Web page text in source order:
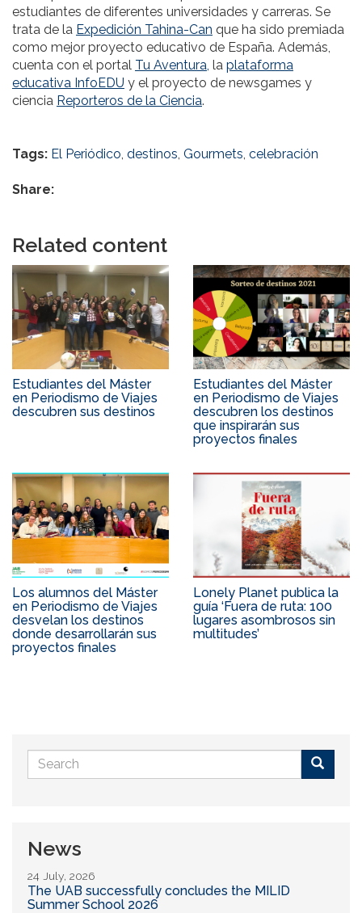
estudiantes de diferentes universidades y carreras. Se
trata de la Expedición Tahina-Can que ha sido premiada
como mejor proyecto educativo de España. Además,
cuenta con el portal Tu Aventura, la plataforma
educativa InfoEDU y el proyecto de newsgames y
ciencia Reporteros de la Ciencia.
Tags: El Periódico, destinos, Gourmets, celebración
Share:
Related content
Estudiantes del Máster
en Periodismo de Viajes
descubren sus destinos
Estudiantes del Máster
en Periodismo de Viajes
descubren los destinos
que inspirarán sus
proyectos finales
Los alumnos del Máster
en Periodismo de Viajes
desvelan los destinos
donde desarrollarán sus
proyectos finales
Lonely Planet publica la
guía ‘Fuera de ruta: 100
lugares asombrosos sin
multitudes’
Search
form
News
24 July, 2026
The UAB successfully concludes the MILID
Summer School 2026